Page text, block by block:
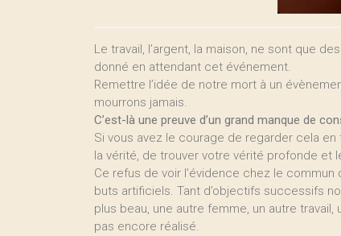
Le travail, l’argent, la maison, ne sont que
donné en attendant cet événement.
Remettre l’idée de notre mort à un
mourrons jamais.
C’est-là une preuve d’un grand manque de
Si vous avez le courage de regarder cela
la vérité, de trouver votre vérité profonde et
Ce refus de voir l’évidence chez le
buts artificiels. Tant d’objectifs successifs
plus beau, une autre femme, un autre
pas encore réalisé.